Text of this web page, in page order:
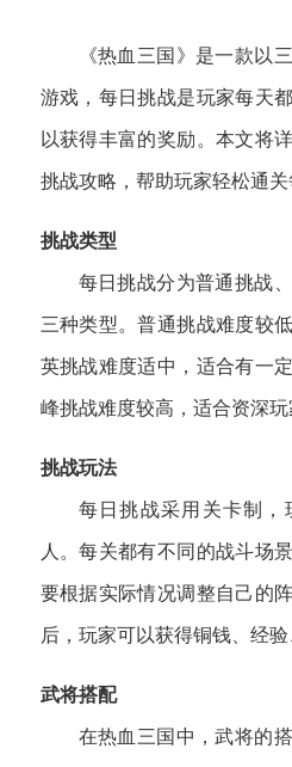
《热血三国》是一款以
游戏，每日挑战是玩家每天
以获得丰富的奖励。本文将
挑战攻略，帮助玩家轻松通关
挑战类型
每日挑战分为普通挑战
三种类型。普通挑战难度较
英挑战难度适中，适合有一
峰挑战难度较高，适合资深玩
挑战玩法
每日挑战采用关卡制，
人。每关都有不同的战斗场
要根据实际情况调整自己的
后，玩家可以获得铜钱、经验
武将搭配
在热血三国中，武将的